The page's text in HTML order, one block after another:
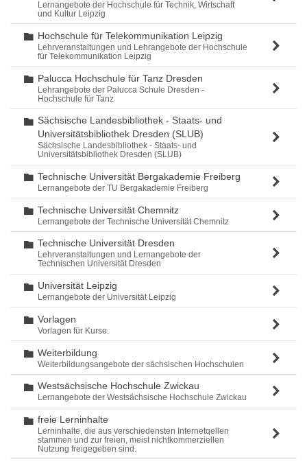
Lernangebote der Hochschule für Technik, Wirtschaft
und Kultur Leipzig
Ordner
Hochschule für Telekommunikation Leipzig
Lehrveranstaltungen und Lehrangebote der Hochschule
für Telekommunikation Leipzig
Ordner
Palucca Hochschule für Tanz Dresden
Lehrangebote der Palucca Schule Dresden -
Hochschule für Tanz
Ordner
Sächsische Landesbibliothek - Staats- und
Universitätsbibliothek Dresden (SLUB)
Sächsische Landesbibliothek - Staats- und
Universitätsbibliothek Dresden (SLUB)
Ordner
Technische Universität Bergakademie Freiberg
Lernangebote der TU Bergakademie Freiberg
Ordner
Technische Universität Chemnitz
Lernangebote der Technische Universität Chemnitz
Ordner
Technische Universität Dresden
Lehrveranstaltungen und Lernangebote der
Technischen Universität Dresden
Ordner
Universität Leipzig
Lernangebote der Universität Leipzig
Ordner
Vorlagen
Vorlagen für Kurse.
Ordner
Weiterbildung
Weiterbildungsangebote der sächsischen Hochschulen
Ordner
Westsächsische Hochschule Zwickau
Lernangebote der Westsächsische Hochschule Zwickau
Ordner
freie Lerninhalte
Lerninhalte, die aus verschiedensten Internetqellen
stammen und zur freien, meist nichtkommerziellen
Nutzung freigegeben sind.